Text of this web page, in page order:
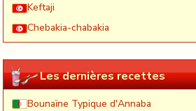
Keftaji
Chebakia-chabakia
Les dernières recettes
Bounaïne Typique d'Annaba